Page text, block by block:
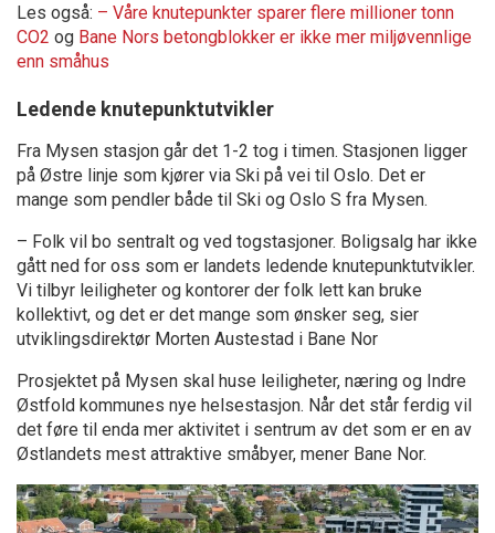
Les også: – Våre knutepunkter sparer flere millioner tonn
CO2 og Bane Nors betongblokker er ikke mer miljøvennlige
enn småhus
Ledende knutepunktutvikler
Fra Mysen stasjon går det 1-2 tog i timen. Stasjonen ligger
på Østre linje som kjører via Ski på vei til Oslo. Det er
mange som pendler både til Ski og Oslo S fra Mysen.
– Folk vil bo sentralt og ved togstasjoner. Boligsalg har ikke
gått ned for oss som er landets ledende knutepunktutvikler.
Vi tilbyr leiligheter og kontorer der folk lett kan bruke
kollektivt, og det er det mange som ønsker seg, sier
utviklingsdirektør Morten Austestad i Bane Nor
Prosjektet på Mysen skal huse leiligheter, næring og Indre
Østfold kommunes nye helsestasjon. Når det står ferdig vil
det føre til enda mer aktivitet i sentrum av det som er en av
Østlandets mest attraktive småbyer, mener Bane Nor.